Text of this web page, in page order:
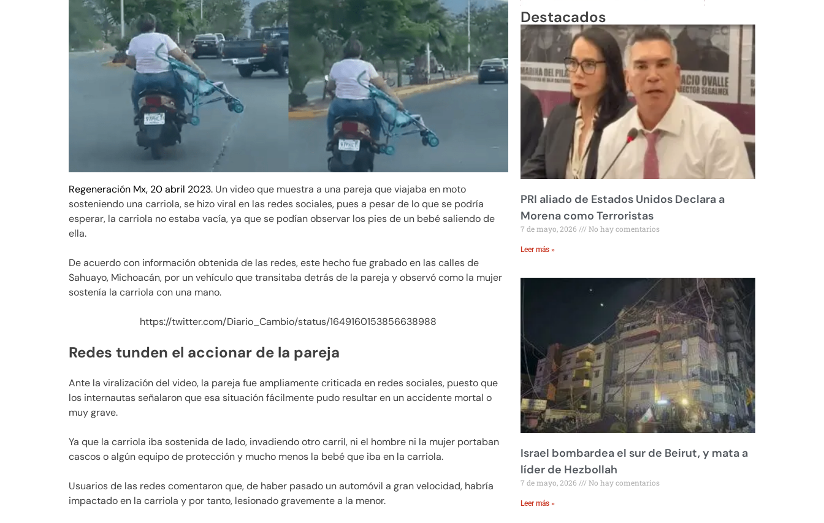
Regeneración Mx, 20 abril 2023. Un video que muestra a una pareja que viajaba en moto
sosteniendo una carriola, se hizo viral en las redes sociales, pues a pesar de lo que se podría
esperar, la carriola no estaba vacía, ya que se podían observar los pies de un bebé saliendo de
ella.
De acuerdo con información obtenida de las redes, este hecho fue grabado en las calles de
Sahuayo, Michoacán, por un vehículo que transitaba detrás de la pareja y observó como la mujer
sostenía la carriola con una mano.
https://twitter.com/Diario_Cambio/status/1649160153856638988
Redes tunden el accionar de la pareja
Ante la viralización del video, la pareja fue ampliamente criticada en redes sociales, puesto que
los internautas señalaron que esa situación fácilmente pudo resultar en un accidente mortal o
muy grave.
Ya que la carriola iba sostenida de lado, invadiendo otro carril, ni el hombre ni la mujer portaban
cascos o algún equipo de protección y mucho menos la bebé que iba en la carriola.
Usuarios de las redes comentaron que, de haber pasado un automóvil a gran velocidad, habría
impactado en la carriola y por tanto, lesionado gravemente a la menor.
Destacados
PRI aliado de Estados Unidos Declara a
Morena como Terroristas
7 de mayo, 2026 No hay comentarios
Leer más »
Israel bombardea el sur de Beirut, y mata a
líder de Hezbollah
7 de mayo, 2026 No hay comentarios
Leer más »